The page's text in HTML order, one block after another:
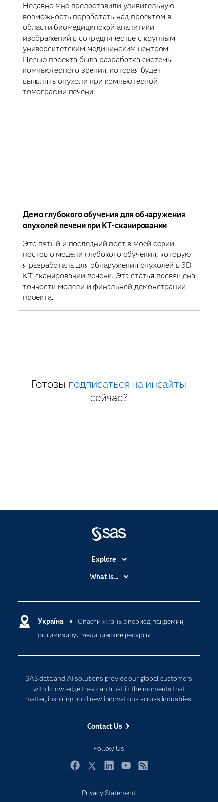
Недавно мне предоставили удивительную
возможность поработать над проектом в
области биомедицинской аналитики
изображений в сотрудничестве с крупным
университетским медицинским центром.
Целью проекта была разработка системы
компьютерного зрения, которая будет
выявлять опухоли при компьютерной
томографии печени.
Демо глубокого обучения для обнаружения
опухолей печени при КТ-сканировании
Это пятый и последний пост в моей серии
постов о модели глубокого обучения, которую
я разработала для обнаружения опухолей в 3D
КТ-сканировании печени. Эта статья посвящена
точности модели и финальной демонстрации
проекта.
Готовы подписаться на инсайты
сейчас?
Україна
Спасти жизнь в период пандемии,
оптимизируя медицинские ресурсы
SAS data and AI solutions provide our global customers
with knowledge they can trust in the moments that
matter, inspiring bold new innovations across industries.
Contact Us
Follow Us
Explore
Accessibility
Certification
Communities
Company
For Educators
Events
Newsroom
Products
Solutions
What is...
Cloud Computing
Data Science
Generative AI
Privacy Statement